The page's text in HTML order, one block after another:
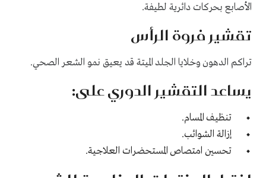
الأصابع بحركات دائرية لطيفة.
تقشير فروة الرأس
تراكم الدهون وخلايا الجلد الميتة قد يعيق نمو الشعر الصحي.
يساعد التقشير الدوري على:
تنظيف المسام.
إزالة الشوائب.
تحسين امتصاص المستحضرات العلاجية.